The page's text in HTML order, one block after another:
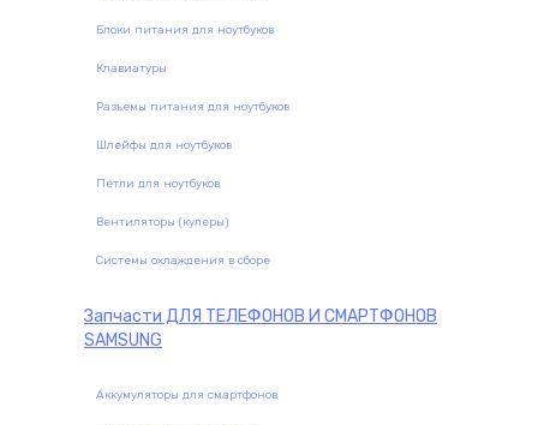
Блоки питания для ноутбуков
Клавиатуры
Разъемы питания для ноутбуков
Шлейфы для ноутбуков
Петли для ноутбуков
Вентиляторы (кулеры)
Системы охлаждения в сборе
Запчасти ДЛЯ ТЕЛЕФОНОВ И СМАРТФОНОВ
SAMSUNG
Аккумуляторы для смартфонов